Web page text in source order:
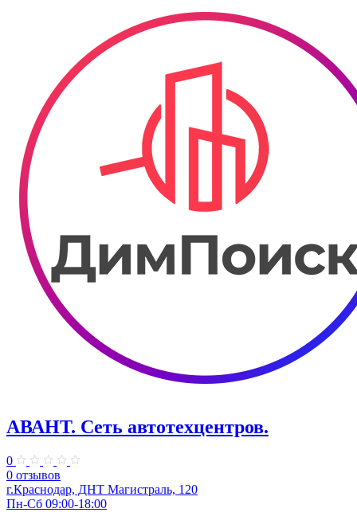
АВАНТ. ​Сеть автотехцентров.
0
0 отзывов
г.Краснодар, ​ДНТ Магистраль, 120
Пн-Сб 09:00-18:00